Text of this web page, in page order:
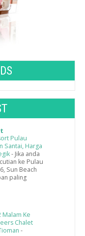
Pulau
Santai, Harga
- Jika anda
ke Pulau
Sun Beach
paling
Malam Ke
Chalet
-